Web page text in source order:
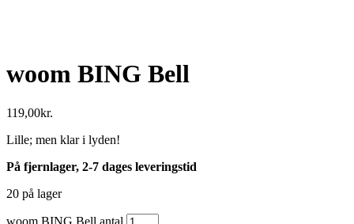
woom BING Bell
119,00kr.
Lille; men klar i lyden!
På fjernlager, 2-7 dages leveringstid
20 på lager
woom BING Bell antal